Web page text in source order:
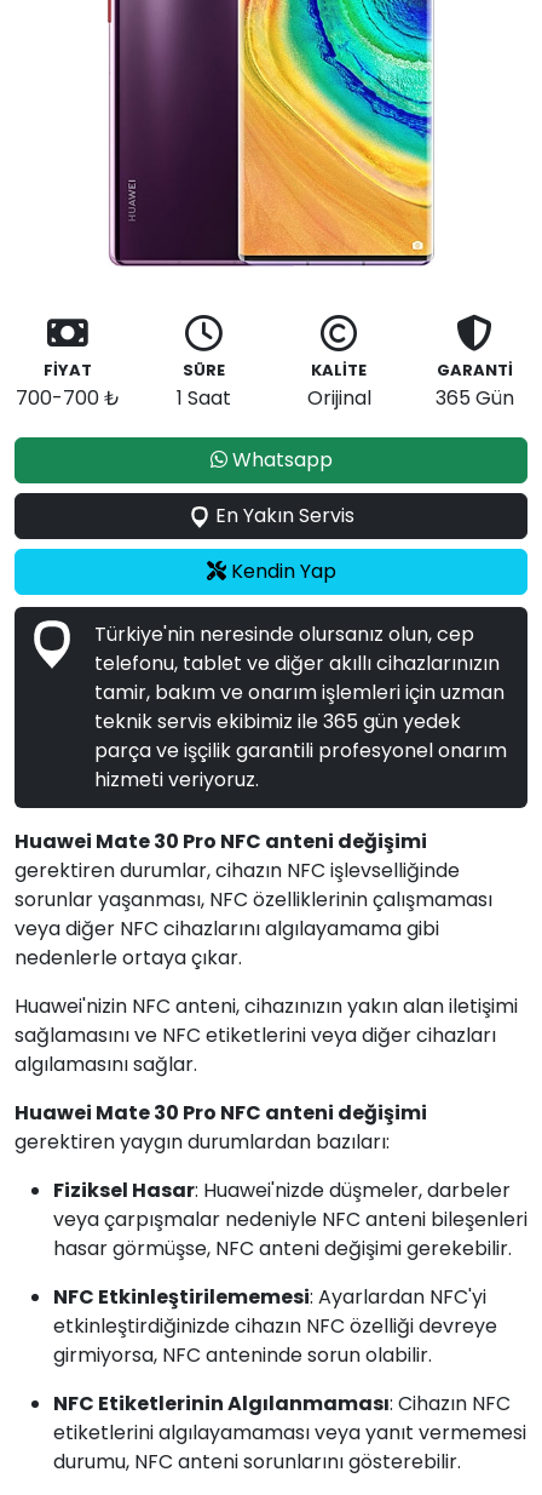
FİYAT
700-700 ₺
SÜRE
1 Saat
KALİTE
Orijinal
GARANTİ
365 Gün
Whatsapp
En Yakın Servis
Kendin Yap
Türkiye'nin neresinde olursanız olun, cep
telefonu, tablet ve diğer akıllı cihazlarınızın
tamir, bakım ve onarım işlemleri için uzman
teknik servis ekibimiz ile 365 gün yedek
parça ve işçilik garantili profesyonel onarım
hizmeti veriyoruz.
Huawei Mate 30 Pro NFC anteni değişimi
gerektiren durumlar, cihazın NFC işlevselliğinde
sorunlar yaşanması, NFC özelliklerinin çalışmaması
veya diğer NFC cihazlarını algılayamama gibi
nedenlerle ortaya çıkar.
Huawei'nizin NFC anteni, cihazınızın yakın alan iletişimi
sağlamasını ve NFC etiketlerini veya diğer cihazları
algılamasını sağlar.
Huawei Mate 30 Pro NFC anteni değişimi
gerektiren yaygın durumlardan bazıları:
Fiziksel Hasar: Huawei'nizde düşmeler, darbeler
veya çarpışmalar nedeniyle NFC anteni bileşenleri
hasar görmüşse, NFC anteni değişimi gerekebilir.
NFC Etkinleştirilememesi: Ayarlardan NFC'yi
etkinleştirdiğinizde cihazın NFC özelliği devreye
girmiyorsa, NFC anteninde sorun olabilir.
NFC Etiketlerinin Algılanmaması: Cihazın NFC
etiketlerini algılayamaması veya yanıt vermemesi
durumu, NFC anteni sorunlarını gösterebilir.